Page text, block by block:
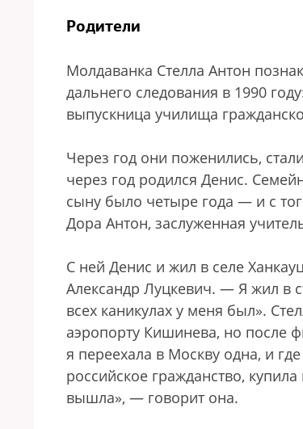
Родители
Молдаванка Стелла Антон
дальнего следования в 1990
выпускница училища
Через год они поженились,
через год родился Денис.
сыну было четыре года — и с
Дора Антон, заслуженная
С ней Денис и жил в селе
Александр Луцкевич. — Я жил в
всех каникулах у меня был».
аэропорту Кишинева, но после
я переехала в Москву одна, и
российское гражданство,
вышла», — говорит она.